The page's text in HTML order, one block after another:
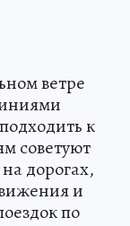
ветре
к
советуют
дорогах,
и
по